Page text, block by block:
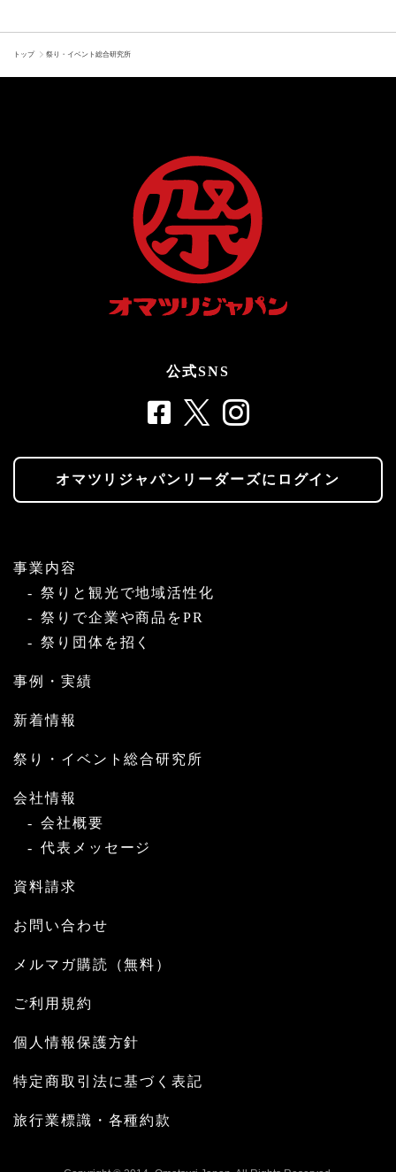
トップ 祭り・イベント総合研究所
公式SNS
オマツリジャパンリーダーズにログイン
事業内容
祭りと観光で地域活性化
祭りで企業や商品をPR
祭り団体を招く
事例・実績
新着情報
祭り・イベント総合研究所
会社情報
会社概要
代表メッセージ
資料請求
お問い合わせ
メルマガ購読（無料）
ご利用規約
個人情報保護方針
特定商取引法に基づく表記
旅行業標識・各種約款